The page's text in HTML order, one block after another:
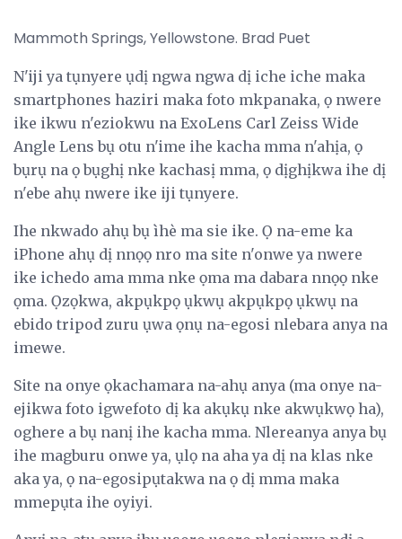
Mammoth Springs, Yellowstone. Brad Puet
N'iji ya tụnyere ụdị ngwa ngwa dị iche iche maka
smartphones haziri maka foto mkpanaka, ọ nwere
ike ikwu n'eziokwu na ExoLens Carl Zeiss Wide
Angle Lens bụ otu n'ime ihe kacha mma n'ahịa, ọ
bụrụ na ọ bụghị nke kachasị mma, ọ dịghịkwa ihe dị
n'ebe ahụ nwere ike iji tụnyere.
Ihe nkwado ahụ bụ ìhè ma sie ike. Ọ na-eme ka
iPhone ahụ dị nnọọ nro ma site n'onwe ya nwere
ike ichedo ama mma nke ọma ma dabara nnọọ nke
ọma. Ọzọkwa, akpụkpọ ụkwụ akpụkpọ ụkwụ na
ebido tripod zuru ụwa ọnụ na-egosi nlebara anya na
imewe.
Site na onye ọkachamara na-ahụ anya (ma onye na-
ejikwa foto igwefoto dị ka akụkụ nke akwụkwọ ha),
oghere a bụ nanị ihe kacha mma. Nlereanya anya bụ
ihe magburu onwe ya, ụlọ na aha ya dị na klas nke
aka ya, ọ na-egosipụtakwa na ọ dị mma maka
mmepụta ihe oyiyi.